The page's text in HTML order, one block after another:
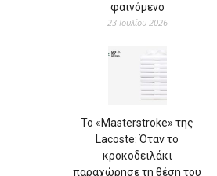
φαινόμενο
23 Ιουλίου 2026
Το «Masterstroke» της
Lacoste: Όταν το
κροκοδειλάκι
παραχώρησε τη θέση του